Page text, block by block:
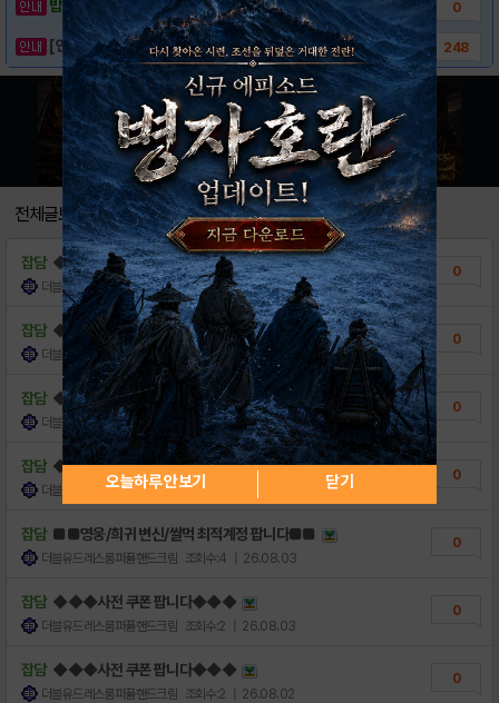
밥알이의 헝앱통신 ⑲ “밥알이, 드디어 멀티를.. 0
[안내] 헝그리앱 필수 상식! 밥알 획득 안내.. 248
전체글보기
잡담 ◆◆◆사전 쿠폰 팝니다◆◆◆
더블유드레스룸퍼퓸핸드크림 조회수:3 | 04:39
0
잡담 ◆◆◆사전 쿠폰 팝니다◆◆◆
더블유드레스룸퍼퓸핸드크림 조회수:2 | 05:28
0
잡담 ◆◆◆사전 쿠폰 팝니다◆◆◆
더블유드레스룸퍼퓸핸드크림 조회수:4 | 26.08.05
0
잡담 ◆◆◆사전 쿠폰 팝니다◆◆◆
더블유드레스룸퍼퓸핸드크림 조회수:4
0
잡담 ■■영웅/희귀 변신/쌀먹 최적계정 팝니다■■
더블유드레스룸퍼퓸핸드크림 조회수:4 | 26.08.03
0
잡담 ◆◆◆사전 쿠폰 팝니다◆◆◆
더블유드레스룸퍼퓸핸드크림 조회수:2 | 26.08.03
0
잡담 ◆◆◆사전 쿠폰 팝니다◆◆◆
더블유드레스룸퍼퓸핸드크림 조회수:2 | 26.08.02
0
오늘하루 안보기 닫기